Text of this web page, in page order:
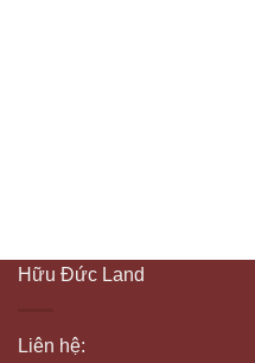
Hữu Đức Land
Liên hệ: